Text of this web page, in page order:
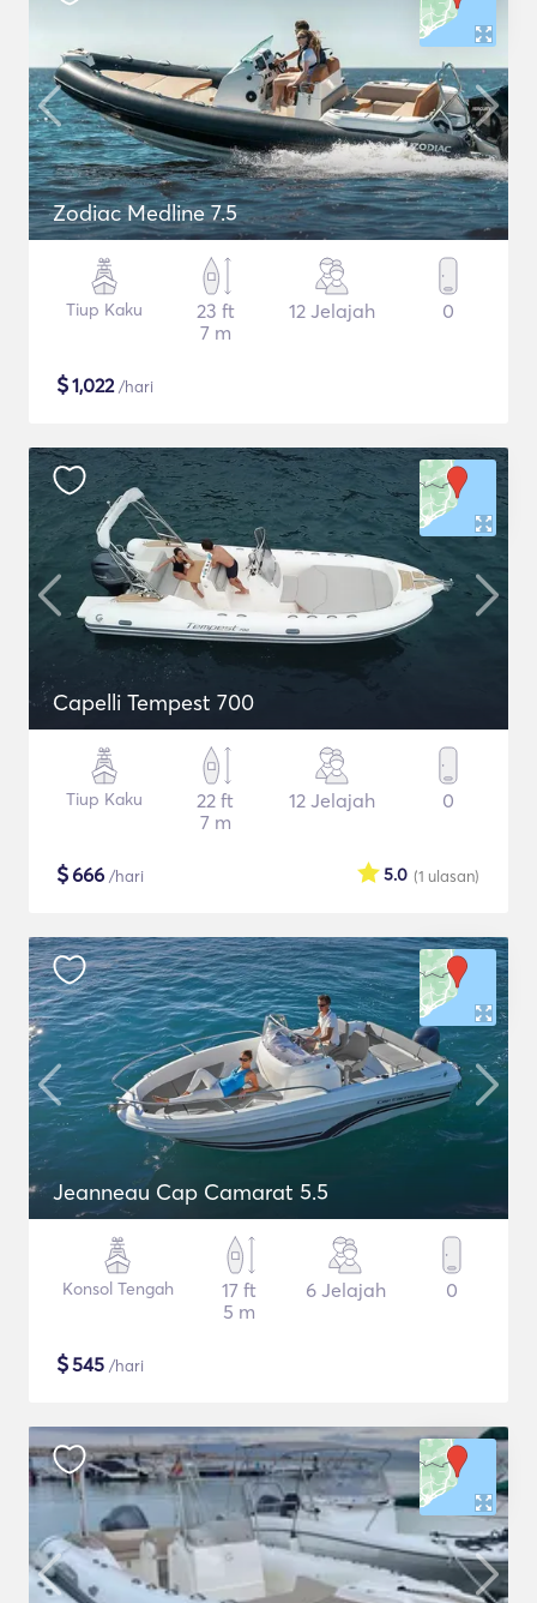
Zodiac Medline 7.5
Tiup Kaku
23 ft
7 m
12 Jelajah 0
$1,022/hari
Capelli Tempest 700
Tiup Kaku
22 ft
7 m
12 Jelajah 0
$666 /hari (1 ulasan)
5.0
Jeanneau Cap Camarat 5.5
Konsol Tengah
17 ft
5 m
6 Jelajah 0
$545 /hari